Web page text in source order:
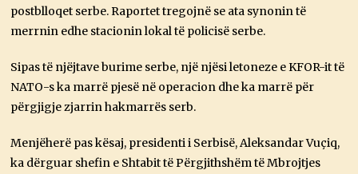
postblloqet serbe. Raportet tregojnë se ata synonin të
merrnin edhe stacionin lokal të policisë serbe.
Sipas të njëjtave burime serbe, një njësi letoneze e KFOR-it të
NATO-s ka marrë pjesë në operacion dhe ka marrë për
përgjigje zjarrin hakmarrës serb.
Menjëherë pas kësaj, presidenti i Serbisë, Aleksandar Vuçiq,
ka dërguar shefin e Shtabit të Përgjithshëm të Mbrojtjes